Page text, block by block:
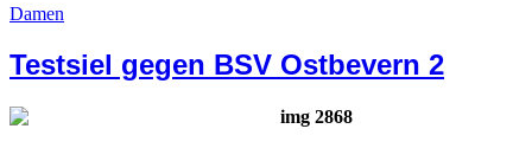
Damen
Testsiel gegen BSV Ostbevern 2